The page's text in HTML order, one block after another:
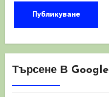
Търсене В Google